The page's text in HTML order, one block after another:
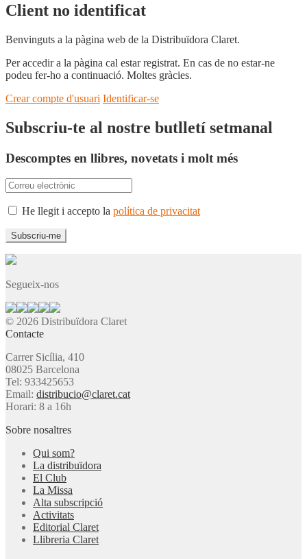
Client no identificat
Benvinguts a la pàgina web de la Distribuïdora Claret.
Per accedir a la pàgina cal estar registrat. En cas de no estar-ne
podeu fer-ho a continuació. Moltes gràcies.
Crear compte d'usuari Identificar-se
Subscriu-te al nostre butlletí setmanal
Descomptes en llibres, novetats i molt més
He llegit i accepto la política de privacitat
Segueix-nos
© 2026 Distribuïdora Claret
Contacte
Carrer Sicília, 410
08025 Barcelona
Tel: 933425653
Email: distribucio@claret.cat
Horari: 8 a 16h
Sobre nosaltres
Qui som?
La distribuïdora
El Club
La Missa
Alta subscripció
Activitats
Editorial Claret
Llibreria Claret